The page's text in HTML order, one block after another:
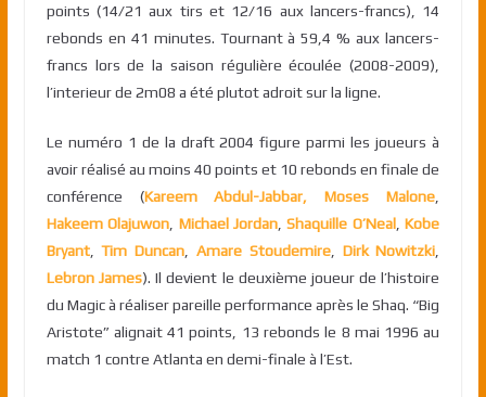
points (14/21 aux tirs et 12/16 aux lancers-francs), 14
rebonds en 41 minutes. Tournant à 59,4 % aux lancers-
francs lors de la saison régulière écoulée (2008-2009),
l’interieur de 2m08 a été plutot adroit sur la ligne.
Le numéro 1 de la draft 2004 figure parmi les joueurs à
avoir réalisé au moins 40 points et 10 rebonds en finale de
conférence (Kareem Abdul-Jabbar, Moses Malone
Hakeem Olajuwon Michael Jordan ,Shaquille O’Neal,Kobe
Bryant,Tim Duncan ,Amare Stoudemire, Dirk Nowitzki
Lebron James). Il devient le deuxième joueur de l’histoire
du Magic à réaliser pareille performance après le Shaq. “Big
Aristote” alignait 41 points, 13 rebonds le 8 mai 1996 au
match 1 contre Atlanta en demi-finale à l’Est.